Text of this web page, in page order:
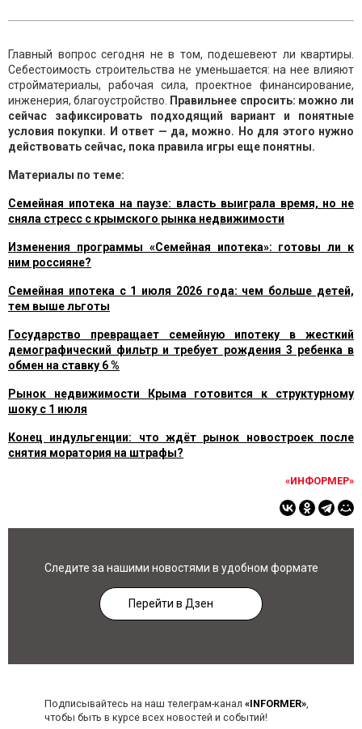
Главный вопрос сегодня не в том, подешевеют ли квартиры.
Себестоимость строительства не уменьшается: на нее влияют
стройматериалы, рабочая сила, проектное финансирование,
инженерия, благоустройство.
Правильнее спросить: можно ли
сейчас зафиксировать подходящий вариант и понятные
условия покупки. И ответ — да, можно. Но для этого нужно
действовать сейчас, пока правила игры еще понятны.
Материалы по теме:
Семейная ипотека на паузе: власть выиграла время, но не
сняла стресс с крымского рынка недвижимости
Изменения программы «Семейная ипотека»: готовы ли к
ним россияне?
Семейная ипотека с 1 июля 2026 года: чем больше детей,
тем выше льготы
Государство превращает семейную ипотеку в жесткий
демографический фильтр и требует рождения 3 ребенка в
обмен на ставку 6 %
Рынок недвижимости Крыма готовится к структурному
шоку с 1 июля
Конец индульгенции: что ждёт рынок новостроек после
снятия моратория на штрафы?
«ИНФОРМЕР»
Следите за нашими новостями в удобном формате
Перейти в Дзен
Подписывайтесь на наш телеграм-канал «INFORMER»
чтобы быть в курсе всех новостей и событий!